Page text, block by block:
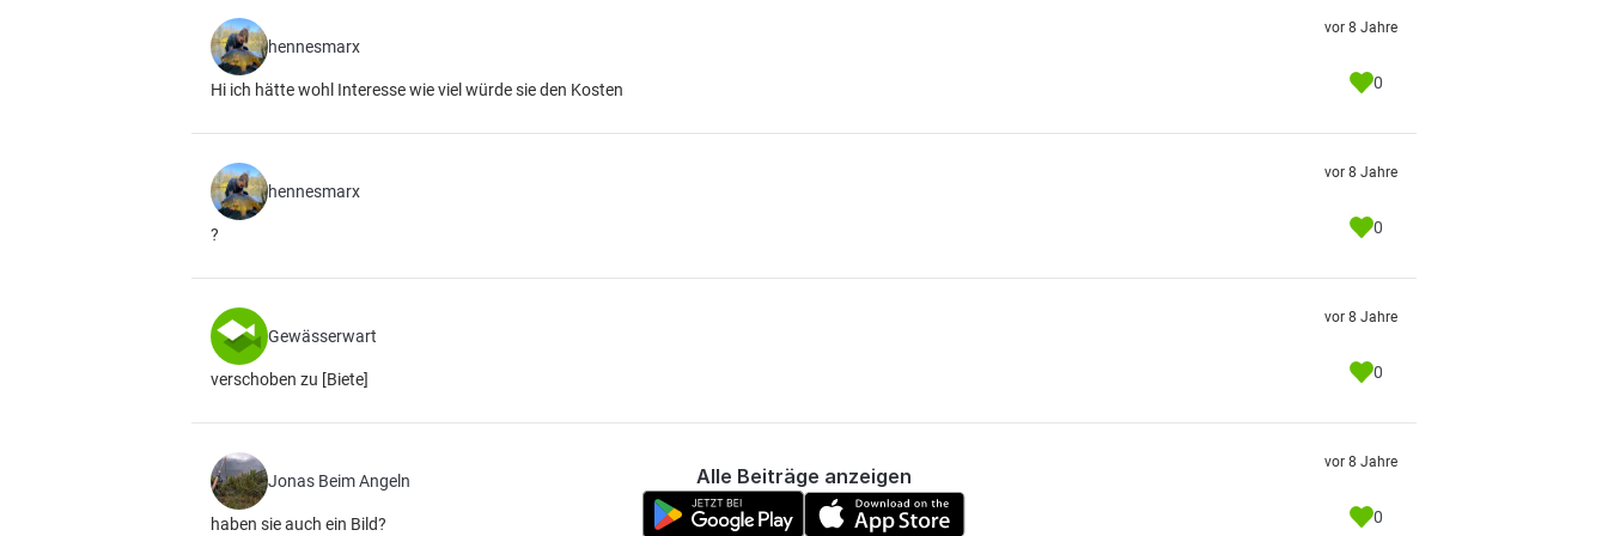
hennesmarx
Hi ich hätte wohl Interesse wie viel würde sie den Kosten
vor 8 Jahre
0
hennesmarx
?
vor 8 Jahre
0
Gewässerwart
verschoben zu [Biete]
vor 8 Jahre
0
Jonas Beim Angeln
haben sie auch ein Bild?
vor 8 Jahre
0
Alle Beiträge anzeigen